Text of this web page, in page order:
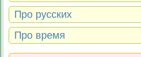
Про русских
Про время